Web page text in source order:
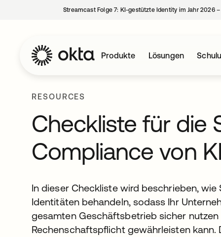
Streamcast Folge 7: KI-gestützte Identity im Jahr 2026
Produkte Lösungen
RESOURCES
Checkliste für die
Compliance von
In dieser Checkliste wird beschrieben,
Identitäten behandeln, sodass Ihr
gesamten Geschäftsbetrieb sicher
Rechenschaftspflicht gewährleisten kann.